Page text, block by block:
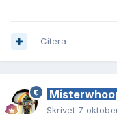
Citera
Skrivet 7